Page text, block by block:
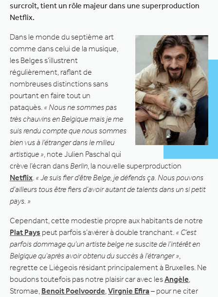
surcroît, tient un rôle majeur dans une superproduction
Netflix.
Dans le monde du septième art
comme dans celui de la musique,
les Belges s’illustrent
régulièrement, raflant de
nombreuses distinctions sans
pourtant en faire tout un
pataquès. « Nous ne sommes pas
très chauvins en Belgique mais je me
suis rendu compte que nous sommes
bien vus à l’étranger dans le milieu
artistique » , note Julien Paschal qui
crève l’écran dans Berlin , la nouvelle superproduction
Netflix « Je suis fier d’être Belge, je défends ça. Nous pouvons
d’ailleurs tous être fiers d’avoir autant de talents dans un si petit
pays. »
Cependant, cette modestie propre aux habitants de notre
Plat Pays peut parfois s’avérer à double tranchant. « C’est
parfois dommage qu’un artiste belge ne suscite de l’intérêt en
Belgique qu’après avoir obtenu du succès à l’étranger »
regrette ce Liégeois résidant principalement à Bruxelles. Ne
boudons toutefois pas notre plaisir car avec lesAngèle
Stromae, Benoit Poelvoorde Virgnie Efira– pour ne citer